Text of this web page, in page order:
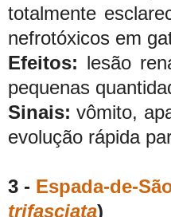
totalmente
nefrotóxicos em
Efeitos: lesão
pequenas
Sinais: vômito,
evolução rápida
3 - Espada-de-
trifasciata)